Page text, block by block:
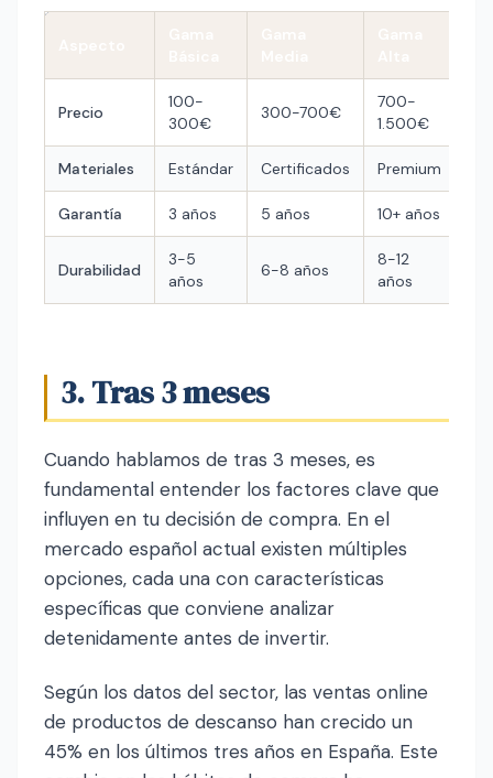
Precio
100-
300€
300-700€
700-
1.500€
Materiales Estándar Certificados Premium
Garantía 3 años 5 años 10+ años
Durabilidad
3-5
años
6-8 años
8-12
años
3. Tras 3 meses
Cuando hablamos de tras 3 meses, es
fundamental entender los factores clave que
influyen en tu decisión de compra. En el
mercado español actual existen múltiples
opciones, cada una con características
específicas que conviene analizar
detenidamente antes de invertir.
Según los datos del sector, las ventas online
de productos de descanso han crecido un
45% en los últimos tres años en España. Este